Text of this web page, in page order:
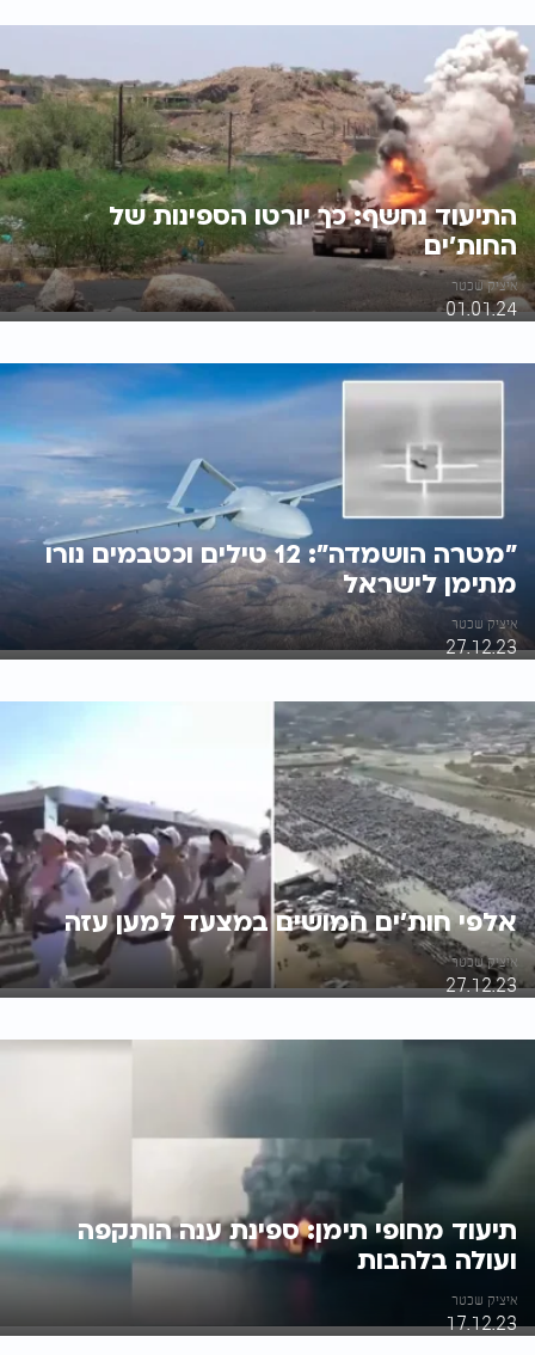
התיעוד נחשף: כך יורטו הספינות של
החות'ים
איציק שכטר
01.01.24
"מטרה הושמדה": 12 טילים וכטבמים נורו
מתימן לישראל
איציק שכטר
27.12.23
אלפי חות'ים חמושים במצעד למען עזה
איציק שכטר
27.12.23
תיעוד מחופי תימן: ספינת ענה הותקפה
ועולה בלהבות
איציק שכטר
17.12.23